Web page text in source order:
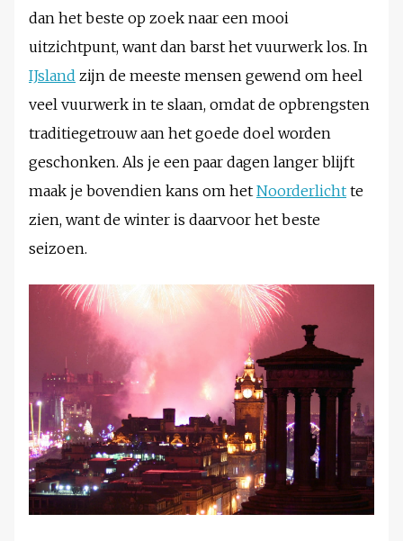
dan het beste op zoek naar een mooi
uitzichtpunt, want dan barst het vuurwerk los. In
IJsland zijn de meeste mensen gewend om heel
veel vuurwerk in te slaan, omdat de opbrengsten
traditiegetrouw aan het goede doel worden
geschonken. Als je een paar dagen langer blijft
maak je bovendien kans om het Noorderlicht te
zien, want de winter is daarvoor het beste
seizoen.